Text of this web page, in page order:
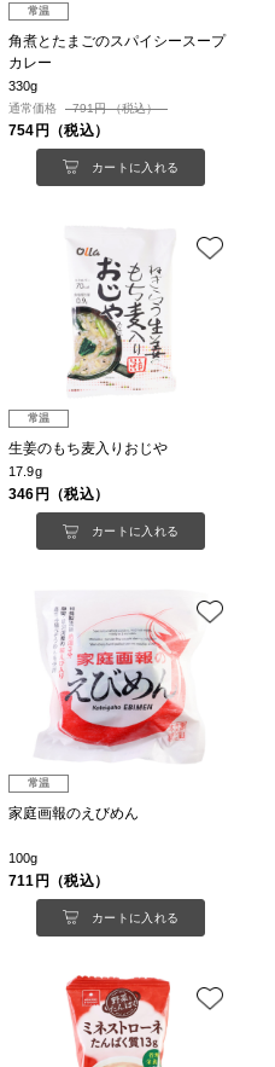
常温
角煮とたまごのスパイシースープ
カレー
330g
通常価格 791円 （税込）
754円（税込）
カートに入れる
常温
生姜のもち麦入りおじや
17.9g
346円（税込）
カートに入れる
常温
家庭画報のえびめん
100g
711円（税込）
カートに入れる